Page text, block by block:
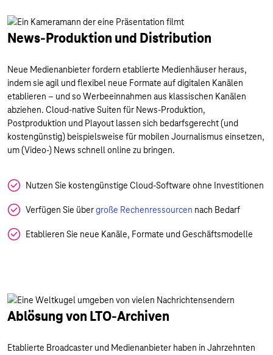
News-Produktion und Distribution
Neue Medienanbieter fordern etablierte Medienhäuser heraus,
indem sie agil und flexibel neue Formate auf digitalen Kanälen
etablieren – und so Werbeeinnahmen aus klassischen Kanälen
abziehen. Cloud-native Suiten für News-Produktion,
Postproduktion und Playout lassen sich bedarfsgerecht (und
kostengünstig) beispielsweise für mobilen Journalismus einsetzen,
um (Video-) News schnell online zu bringen.
Nutzen Sie kostengünstige Cloud-Software ohne Investitionen
Verfügen Sie übergroße Rechenressourcen nach Bedarf
Etablieren Sie neue Kanäle, Formate und Geschäftsmodelle
Ablösung von LTO-Archiven
Etablierte Broadcaster und Medienanbieter haben in Jahrzehnten